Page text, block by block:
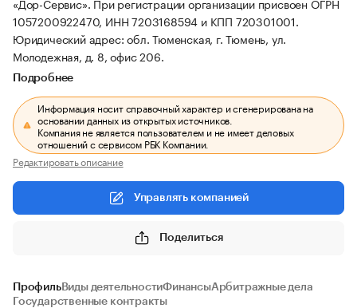
1057200922470, ИНН 7203168594 и КПП 720301001.
Юридический адрес: обл. Тюменская, г. Тюмень, ул.
Молодежная, д. 8, офис 206.
Подробнее
Информация носит справочный характер и сгенерирована на
основании данных из открытых источников.
Компания не является пользователем и не имеет деловых
отношений с сервисом РБК Компании.
Редактировать описание
Управлять компанией
Поделиться
ПрофильВиды деятельностиФинансыАрбитражные дела
Государственные контракты